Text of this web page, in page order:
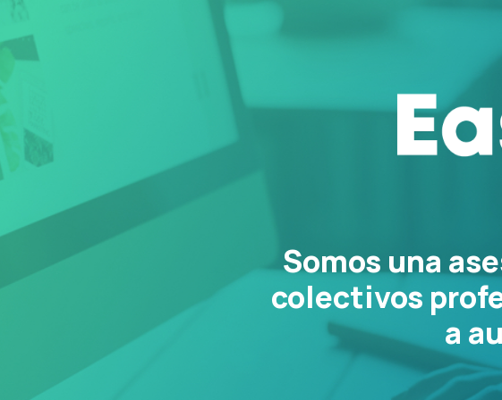
Somos una
colectivos
a